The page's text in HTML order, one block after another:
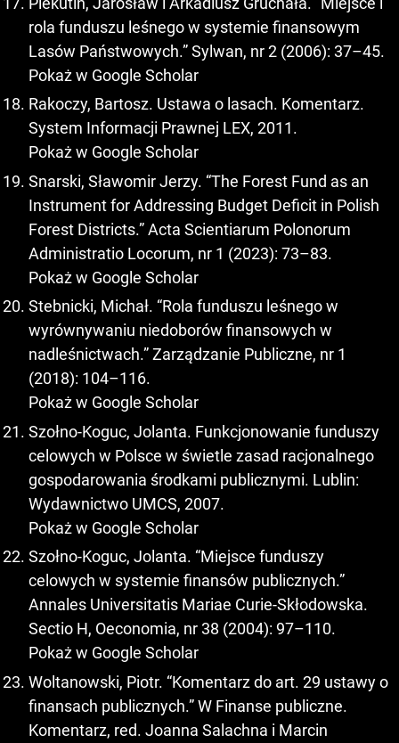
rola funduszu leśnego w systemie finansowym
Lasów Państwowych.” Sylwan, nr 2 (2006): 37–45.
Pokaż w Google Scholar
Rakoczy, Bartosz. Ustawa o lasach. Komentarz.
System Informacji Prawnej LEX, 2011.
Pokaż w Google Scholar
Snarski, Sławomir Jerzy. “The Forest Fund as an
Instrument for Addressing Budget Deficit in Polish
Forest Districts.” Acta Scientiarum Polonorum
Administratio Locorum, nr 1 (2023): 73–83.
Pokaż w Google Scholar
Stebnicki, Michał. “Rola funduszu leśnego w
wyrównywaniu niedoborów finansowych w
nadleśnictwach.” Zarządzanie Publiczne, nr 1
(2018): 104–116.
Pokaż w Google Scholar
Szołno-Koguc, Jolanta. Funkcjonowanie funduszy
celowych w Polsce w świetle zasad racjonalnego
gospodarowania środkami publicznymi. Lublin:
Wydawnictwo UMCS, 2007.
Pokaż w Google Scholar
Szołno-Koguc, Jolanta. “Miejsce funduszy
celowych w systemie finansów publicznych.”
Annales Universitatis Mariae Curie-Skłodowska.
Sectio H, Oeconomia, nr 38 (2004): 97–110.
Pokaż w Google Scholar
Woltanowski, Piotr. “Komentarz do art. 29 ustawy o
finansach publicznych.” W Finanse publiczne.
Komentarz, red. Joanna Salachna i Marcin